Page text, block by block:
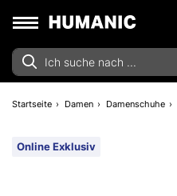
Startseite Damen Damenschuhe
Online Exklusiv